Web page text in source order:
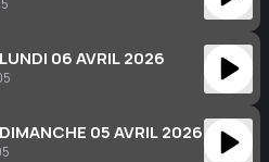
06 AVRIL 2026
05 AVRIL 2026